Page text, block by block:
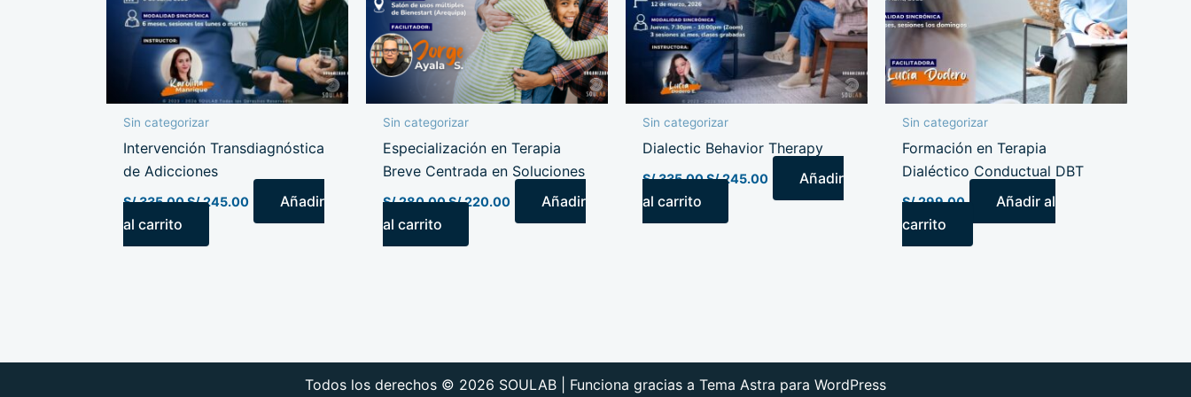
Sin categorizar
Intervención Transdiagnóstica
de Adicciones
S/335.00S/245.00
Añadir
al carrito
Sin categorizar
Especialización en Terapia
Breve Centrada en Soluciones
S/280.00S/220.00
Añadir
al carrito
Sin categorizar
Dialectic Behavior Therapy
S/335.00S/245.00
Añadir
al carrito
Sin categorizar
Formación en Terapia
Dialéctico Conductual DBT
S/299.00
Añadir al
carrito
Todos los derechos © 2026 SOULAB | Funciona gracias a Tema Astra para WordPress